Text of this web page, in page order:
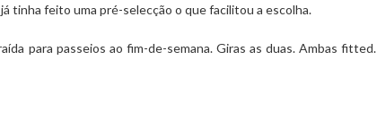
tinha feito uma pré-selecção o que facilitou a escolha.
para passeios ao fim-de-semana. Giras as duas. Ambas fitted.